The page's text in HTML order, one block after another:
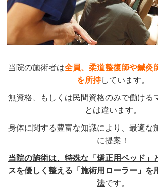
当院の施術者は全員、柔道整復師や鍼灸
を所持しています。
無資格、もしくは民間資格のみで働ける
とは違います。
身体に関する豊富な知識により、最適な
に提案！
当院の施術は、特殊な「矯正用ベッド」
スを優しく整える「施術用ローラー」を
法です。